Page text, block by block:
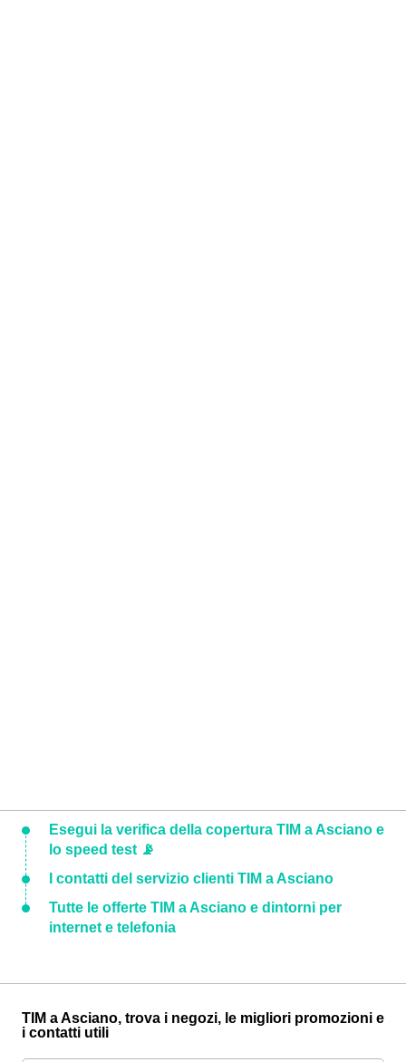
Esegui la verifica della copertura TIM a Asciano e
lo speed test 📡
I contatti del servizio clienti TIM a Asciano
Tutte le offerte TIM a Asciano e dintorni per
internet e telefonia
TIM a Asciano, trova i negozi, le migliori promozioni e
i contatti utili